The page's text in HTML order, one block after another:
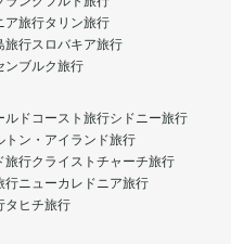
ア旅行タリン旅行
旅行スロバキア旅行
ンブルク旅行
ルドコースト旅行シドニー旅行
トン・アイランド旅行
旅行クライストチャーチ旅行
行ニューカレドニア旅行
タヒチ旅行